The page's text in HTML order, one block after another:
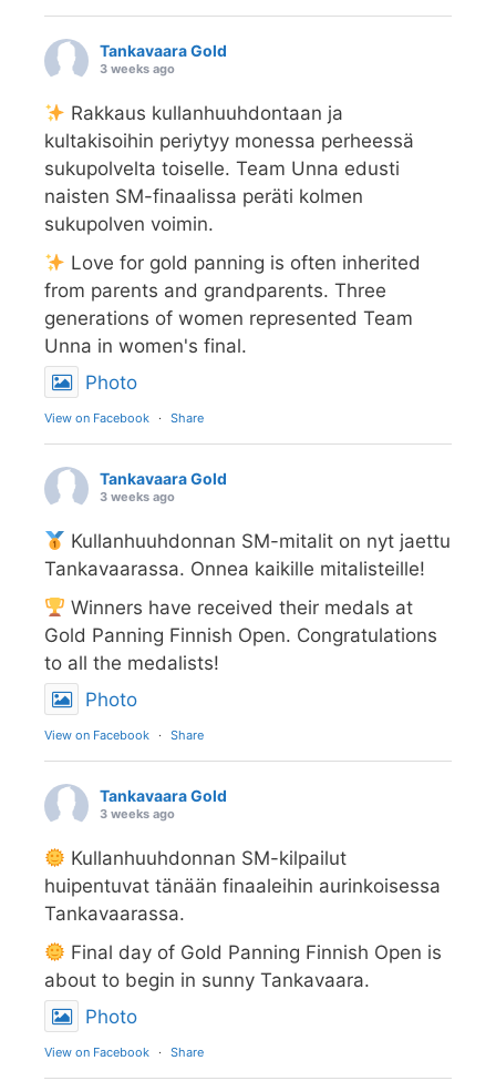
Tankavaara Gold
3 weeks ago
Rakkaus kullanhuuhdontaan ja
kultakisoihin periytyy monessa perheessä
sukupolvelta toiselle. Team Unna edusti
naisten SM-finaalissa peräti kolmen
sukupolven voimin.
Love for gold panning is often inherited
from parents and grandparents. Three
generations of women represented Team
Unna in women's final.
Photo
View on Facebook · Share
Tankavaara Gold
3 weeks ago
Kullanhuuhdonnan SM-mitalit on nyt jaettu
Tankavaarassa. Onnea kaikille mitalisteille!
Winners have received their medals at
Gold Panning Finnish Open. Congratulations
to all the medalists!
Photo
View on Facebook · Share
Tankavaara Gold
3 weeks ago
Kullanhuuhdonnan SM-kilpailut
huipentuvat tänään finaaleihin aurinkoisessa
Tankavaarassa.
Final day of Gold Panning Finnish Open is
about to begin in sunny Tankavaara.
Photo
View on Facebook · Share